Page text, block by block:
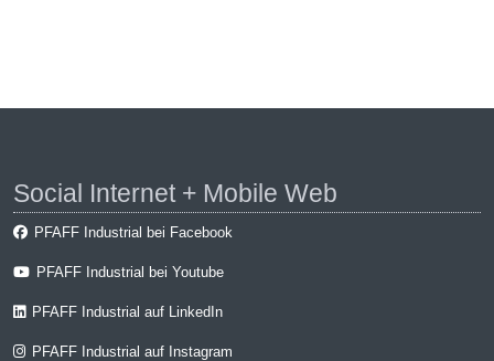
Social Internet + Mobile Web
PFAFF Industrial bei Facebook
PFAFF Industrial bei Youtube
PFAFF Industrial auf LinkedIn
PFAFF Industrial auf Instagram